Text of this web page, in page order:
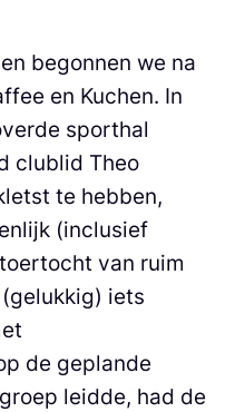
begonnen we na
en Kuchen. In
sporthal
clublid Theo
te hebben,
(inclusief
van ruim
iets
de geplande
leidde, had de